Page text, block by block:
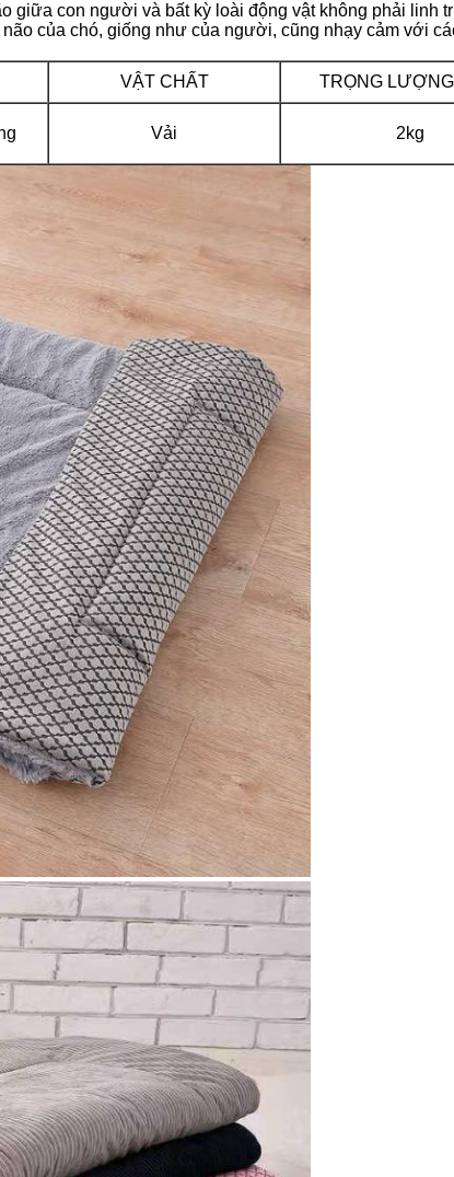
giữa con người và bất kỳ loài động vật không phải linh
của chó, giống như của người, cũng nhạy cảm với
VẬT CHẤT
TRỌNG
Vải 2kg